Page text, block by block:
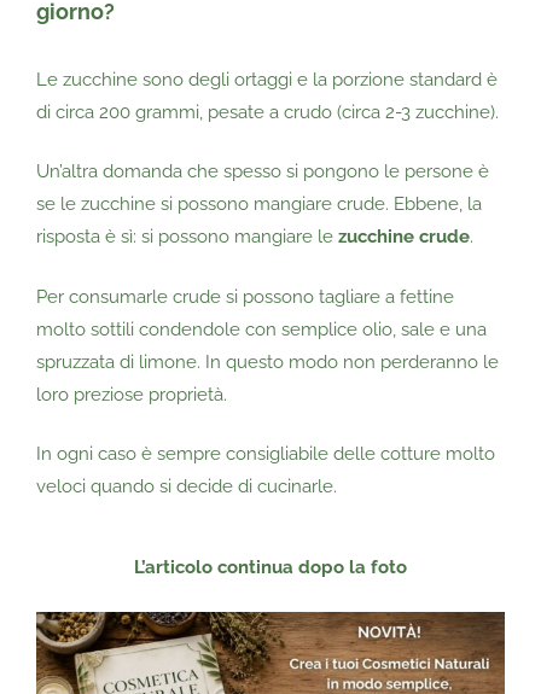
giorno?
Le zucchine sono degli ortaggi e la porzione standard è
di circa 200 grammi, pesate a crudo (circa 2-3 zucchine).
Un’altra domanda che spesso si pongono le persone è
se le zucchine si possono mangiare crude. Ebbene, la
risposta è sì: si possono mangiare le zucchine crude.
Per consumarle crude si possono tagliare a fettine
molto sottili condendole con semplice olio, sale e una
spruzzata di limone. In questo modo non perderanno le
loro preziose proprietà.
In ogni caso è sempre consigliabile delle cotture molto
veloci quando si decide di cucinarle.
L’articolo continua dopo la foto